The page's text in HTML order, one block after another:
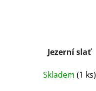
Jezerní slať
Skladem (1 ks)